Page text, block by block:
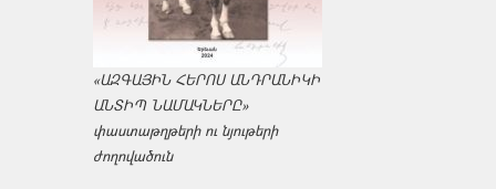
«ԱԶԳԱՅԻՆ ՀԵՐՈՍ ԱՆԴՐԱՆԻԿԻ
ԱՆՏԻՊ ՆԱՄԱԿՆԵՐԸ»
փաստաթղթերի ու նյութերի
ժողովածուն